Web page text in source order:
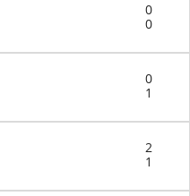
0
0
0
1
2
1